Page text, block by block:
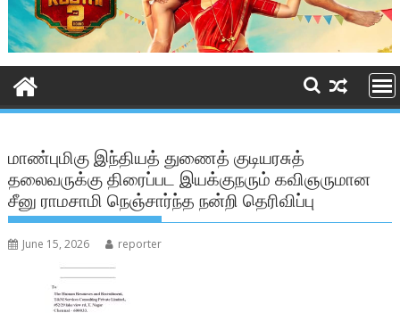
மாண்புமிகு இந்தியத் துணைத் குடியரசுத்
தலைவருக்கு திரைப்பட இயக்குநரும் கவிஞருமான
சீனு ராமசாமி நெஞ்சார்ந்த நன்றி தெரிவிப்பு
June 15, 2026 reporter